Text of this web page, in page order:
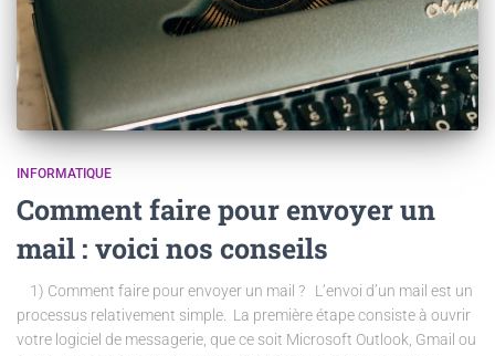
INFORMATIQUE
Comment faire pour envoyer un
mail : voici nos conseils
1) Comment faire pour envoyer un mail ? L’envoi d’un mail est un
processus relativement simple. La première étape consiste à ouvrir
votre logiciel de messagerie, que ce soit Microsoft Outlook, Gmail ou